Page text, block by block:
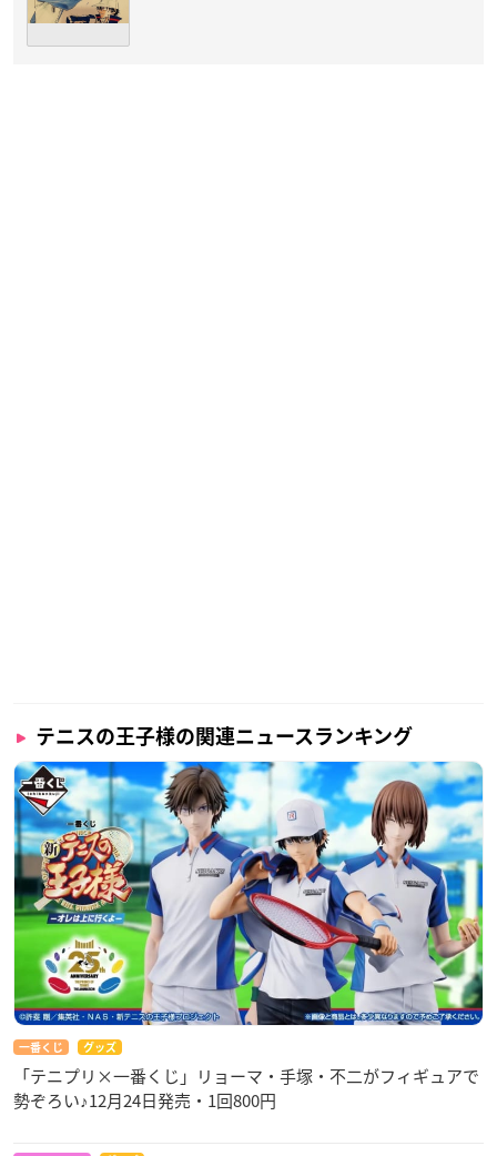
テニスの王子様の関連ニュースランキング
一番くじ グッズ
「テニプリ×一番くじ」リョーマ・手塚・不二がフィギュアで
勢ぞろい♪12月24日発売・1回800円